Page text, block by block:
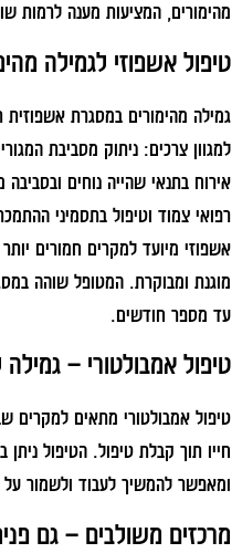
מהימורים, המציעות מענה לרמות
טיפול אשפוזי לגמילה
גמילה מהימורים במסגרת
למגוון צרכים: ניתוק מסביבת
אירוח בתנאי שהייה נוחים
רפואי צמוד וטיפול בתסמיני
אשפוזי מיועד למקרים חמורים
מוגנת ומבוקרת. המטופל שוהה
עד מספר חודשים.
טיפול אמבולטורי –
טיפול אמבולטורי מתאים למקרים
חייו תוך קבלת טיפול. הטיפול
ומאפשר להמשיך לעבוד ולשמור
מרכזים משולבים – גם